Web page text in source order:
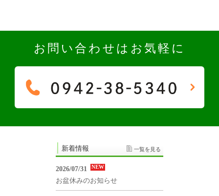
お問い合わせはお気軽に
新着情報 一覧を見る
2026/07/31 NEW
お盆休みのお知らせ